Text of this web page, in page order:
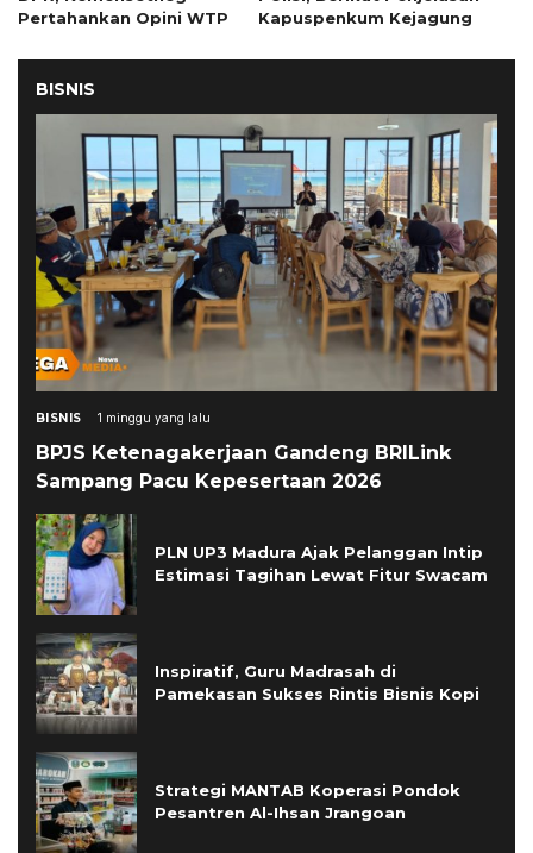
Pertahankan Opini WTP
Kapuspenkum Kejagung
BISNIS
BISNIS 1 minggu yang lalu
BPJS Ketenagakerjaan Gandeng BRILink
Sampang Pacu Kepesertaan 2026
PLN UP3 Madura Ajak Pelanggan Intip
Estimasi Tagihan Lewat Fitur Swacam
Inspiratif, Guru Madrasah di
Pamekasan Sukses Rintis Bisnis Kopi
Strategi MANTAB Koperasi Pondok
Pesantren Al-Ihsan Jrangoan